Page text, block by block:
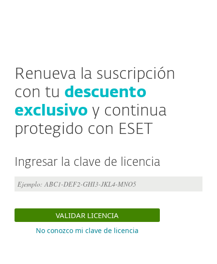
Renueva la suscripción
con tu descuento
exclusivo y continua
protegido con ESET
Ingresar la clave de licencia
No conozco mi clave de licencia